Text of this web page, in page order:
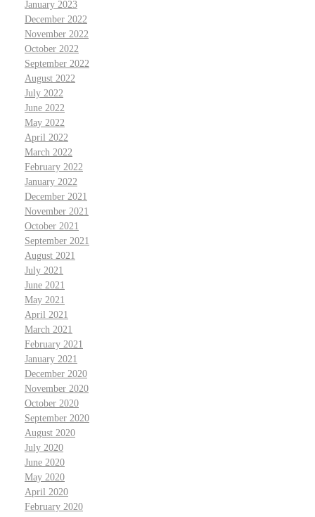
January 2023
December 2022
November 2022
October 2022
September 2022
August 2022
July 2022
June 2022
May 2022
April 2022
March 2022
February 2022
January 2022
December 2021
November 2021
October 2021
September 2021
August 2021
July 2021
June 2021
May 2021
April 2021
March 2021
February 2021
January 2021
December 2020
November 2020
October 2020
September 2020
August 2020
July 2020
June 2020
May 2020
April 2020
February 2020